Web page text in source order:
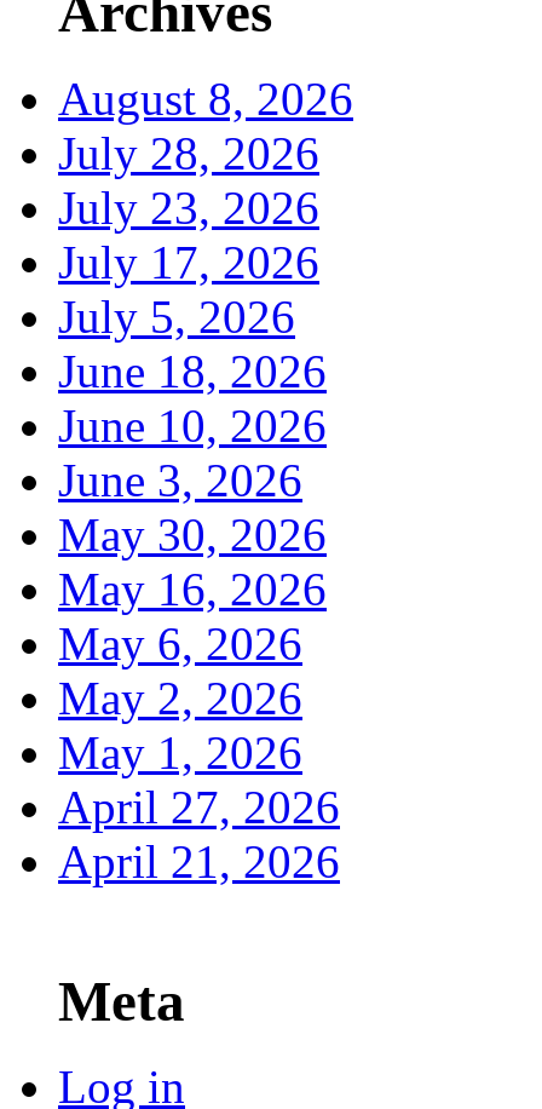
August 8, 2026
July 28, 2026
July 23, 2026
July 17, 2026
July 5, 2026
June 18, 2026
June 10, 2026
June 3, 2026
May 30, 2026
May 16, 2026
May 6, 2026
May 2, 2026
May 1, 2026
April 27, 2026
April 21, 2026
Meta
Log in